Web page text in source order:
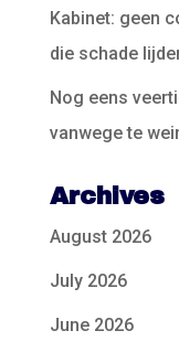
Kabinet: geen
die schade
Nog eens
vanwege te
Archives
August 2026
July 2026
June 2026